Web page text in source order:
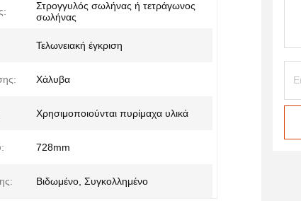
Στρογγυλός σωλήνας ή τετράγωνος
σωλήνας
Τελωνειακή έγκριση
Χάλυβα
Χρησιμοποιούνται πυρίμαχα υλικά
728mm
Βιδωμένο, Συγκολλημένο